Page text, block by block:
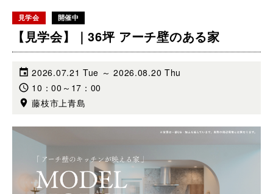
見学会 開催中
【見学会】｜36坪 アーチ壁のある家
2026.07.21 Tue ～ 2026.08.20 Thu
10：00～17：00
藤枝市上青島